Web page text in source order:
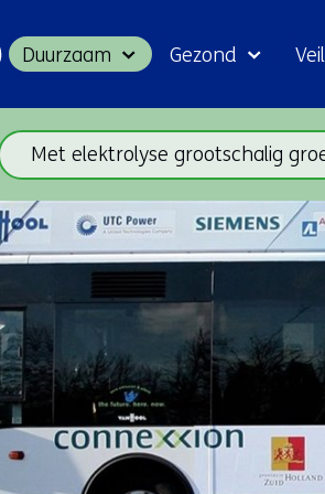
Duurzaam Gezond
Met elektrolyse grootschalig